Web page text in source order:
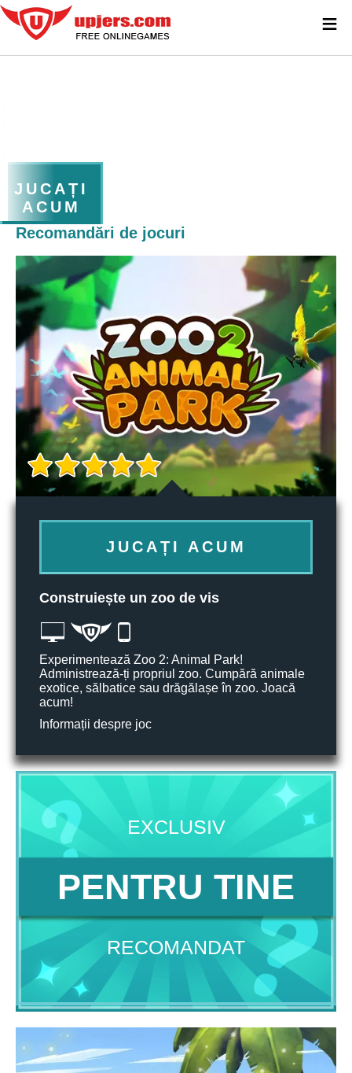
JUCAȚI
ACUM
Recomandări de jocuri
JUCAȚI ACUM
Construiește un zoo de vis
Experimentează Zoo 2: Animal Park!
Administrează-ți propriul zoo. Cumpără animale
exotice, sălbatice sau drăgălașe în zoo. Joacă
acum!
Informații despre joc
EXCLUSIV
PENTRU TINE
RECOMANDAT
≡